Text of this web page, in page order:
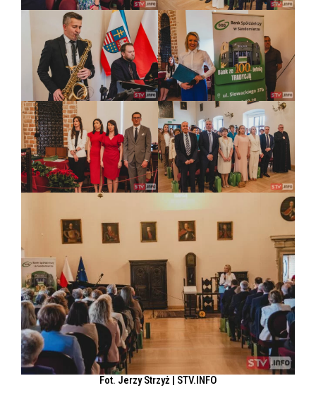
Fot. Jerzy Strzyż | STV.INFO